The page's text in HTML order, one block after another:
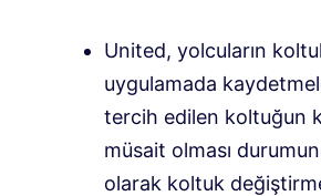
United, yolcuların
uygulamada
tercih edilen koltuğun
müsait olması
olarak koltuk